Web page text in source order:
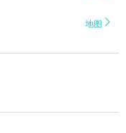
地图 